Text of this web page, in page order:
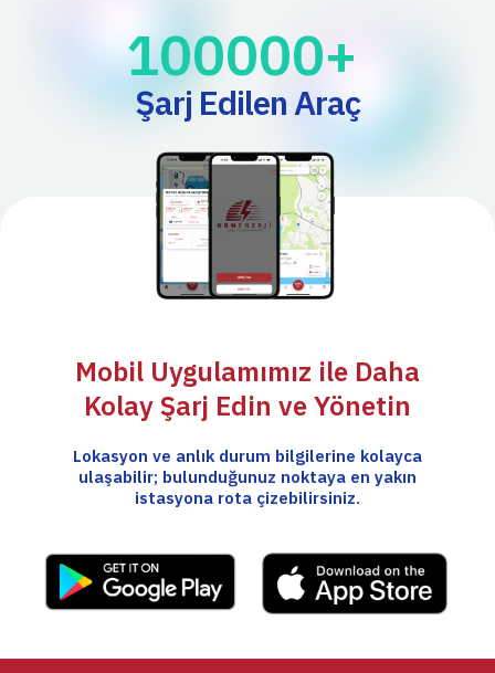
100000+
Şarj Edilen Araç
Mobil Uygulamımız ile Daha
Kolay Şarj Edin ve Yönetin
Lokasyon ve anlık durum bilgilerine kolayca
ulaşabilir; bulunduğunuz noktaya en yakın
istasyona rota çizebilirsiniz.